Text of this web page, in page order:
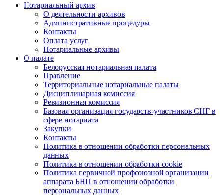
Нотариальный архив
О деятельности архивов
Административные процедуры
Контакты
Оплата услуг
Нотариальные архивы
О палате
Белорусская нотариальная палата
Правление
Территориальные нотариальные палаты
Дисциплинарная комиссия
Ревизионная комиссия
Базовая организация государств-участников СНГ в
сфере нотариата
Закупки
Контакты
Политика в отношении обработки персональных
данных
Политика в отношении обработки cookie
Политика первичной профсоюзной организации
аппарата БНП в отношении обработки
персональных данных